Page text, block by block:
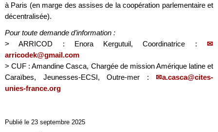
à Paris (en marge des assises de la coopération parlementaire et
décentralisée).
Pour toute demande d’information :
> ARRICOD : Enora Kergutuil, Coordinatrice :
arricodek@gmail.com
> CUF : Amandine Casca, Chargée de mission Amérique latine et
Caraïbes, Jeunesses-ECSI, Outre-mer :
a.casca@cites-
unies-france.org
Publié le 23 septembre 2025